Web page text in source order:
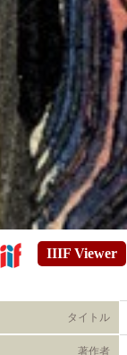
IIIF Viewer
タイトル
著作者